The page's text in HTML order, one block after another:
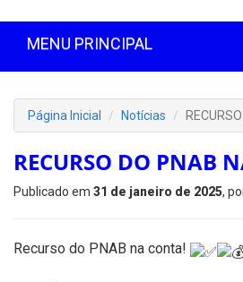
MENU PRINCIPAL
Página Inicial Notícias
RECURSO DO PNAB
Publicado em 31 de janeiro de 2025,
Recurso do PNAB na conta!